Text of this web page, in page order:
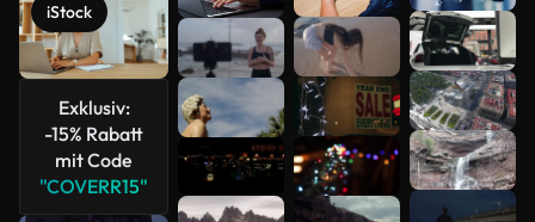
iStock
Exklusiv:
-15% Rabatt
mit Code
"COVERR15"
Mehr
anzeigen